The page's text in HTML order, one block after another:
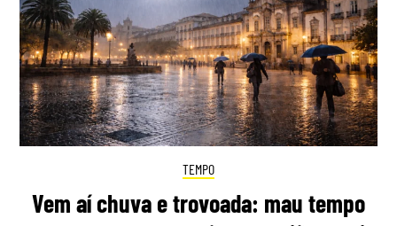
TEMPO
Vem aí chuva e trovoada: mau tempo